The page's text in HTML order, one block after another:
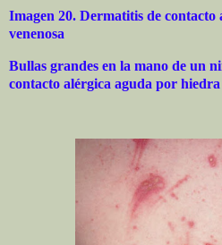
Imagen 20. Dermatitis de
venenosa
Bullas grandes en la mano de un
contacto alérgica aguda por hiedra